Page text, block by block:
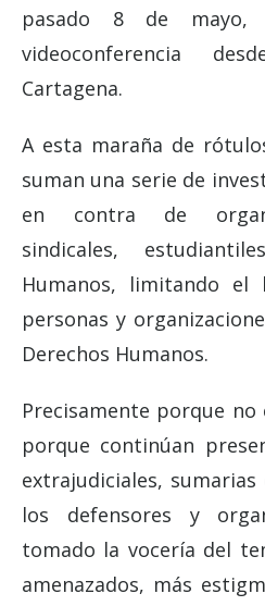
pasado 8 de
videoconferencia
Cartagena.
A esta maraña de
suman una serie de
en contra de
sindicales,
Humanos, limitando el
personas y
Derechos Humanos.
Precisamente porque no
porque continúan
extrajudiciales,
los defensores y
tomado la vocería del
amenazados, más